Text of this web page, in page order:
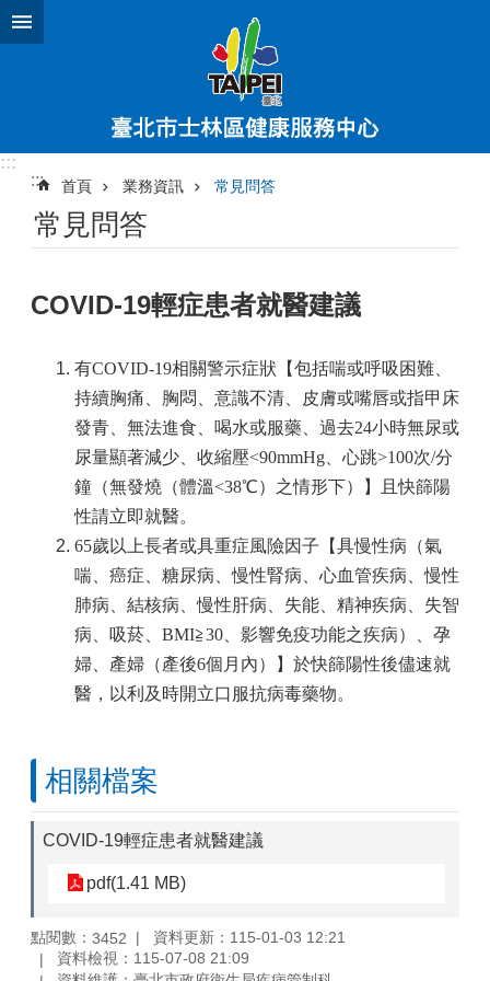
跳到主要內容區塊
:::
:::
首頁 業務資訊 常見問答
常見問答
COVID-19輕症患者就醫建議
有COVID-19相關警示症狀【包括喘或呼吸困難、
持續胸痛、胸悶、意識不清、皮膚或嘴唇或指甲床
發青、無法進食、喝水或服藥、過去24小時無尿或
尿量顯著減少、收縮壓<90mmHg、心跳>100次/分
鐘（無發燒（體溫<38℃）之情形下）】且快篩陽
性請立即就醫。
65歲以上長者或具重症風險因子【具慢性病（氣
喘、癌症、糖尿病、慢性腎病、心血管疾病、慢性
肺病、結核病、慢性肝病、失能、精神疾病、失智
病、吸菸、BMI≧30、影響免疫功能之疾病）、孕
婦、產婦（產後6個月內）】於快篩陽性後儘速就
醫，以利及時開立口服抗病毒藥物。
相關檔案
COVID-19輕症患者就醫建議
pdf(1.41 MB)
點閱數： 3452
資料更新：115-01-03 12:21
資料檢視：115-07-08 21:09